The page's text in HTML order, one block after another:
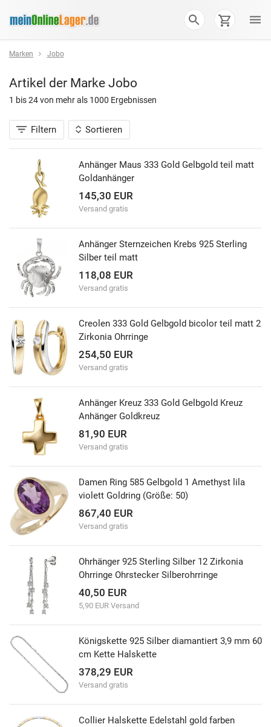
Marken Jobo
Artikel der Marke Jobo
1 bis 24 von mehr als 1000 Ergebnissen
Filtern Sortieren
Anhänger Maus 333 Gold Gelbgold teil matt
Goldanhänger
145,30 EUR
Versand gratis
Anhänger Sternzeichen Krebs 925 Sterling
Silber teil matt
118,08 EUR
Versand gratis
Creolen 333 Gold Gelbgold bicolor teil matt 2
Zirkonia Ohrringe
254,50 EUR
Versand gratis
Anhänger Kreuz 333 Gold Gelbgold Kreuz
Anhänger Goldkreuz
81,90 EUR
Versand gratis
Damen Ring 585 Gelbgold 1 Amethyst lila
violett Goldring (Größe: 50)
867,40 EUR
Versand gratis
Ohrhänger 925 Sterling Silber 12 Zirkonia
Ohrringe Ohrstecker Silberohrringe
40,50 EUR
5,90 EUR Versand
Königskette 925 Silber diamantiert 3,9 mm 60
cm Kette Halskette
378,29 EUR
Versand gratis
Collier Halskette Edelstahl gold farben